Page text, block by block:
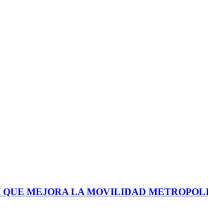
QUE MEJORA LA MOVILIDAD